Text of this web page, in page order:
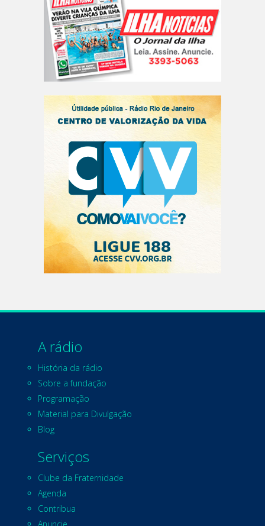
A rádio
História da rádio
Sobre a fundação
Programação
Material para Divulgação
Blog
Serviços
Clube da Fraternidade
Agenda
Contribua